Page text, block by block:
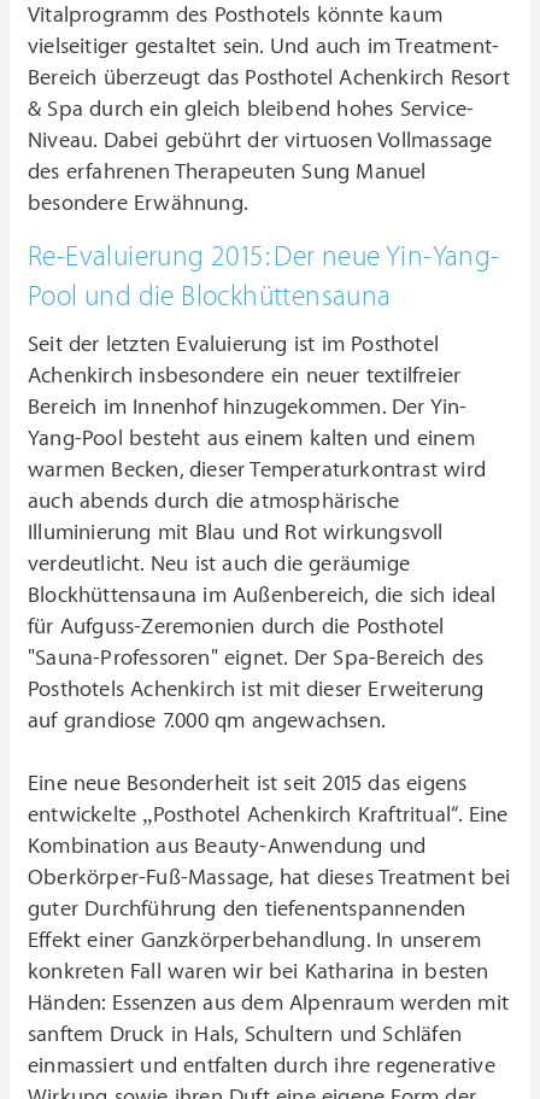
Vitalprogramm des Posthotels könnte kaum
vielseitiger gestaltet sein. Und auch im Treatment-
Bereich überzeugt das Posthotel Achenkirch Resort
& Spa durch ein gleich bleibend hohes Service-
Niveau. Dabei gebührt der virtuosen Vollmassage
des erfahrenen Therapeuten Sung Manuel
besondere Erwähnung.
Re-Evaluierung 2015: Der neue Yin-Yang-
Pool und die Blockhüttensauna
Seit der letzten Evaluierung ist im Posthotel
Achenkirch insbesondere ein neuer textilfreier
Bereich im Innenhof hinzugekommen. Der Yin-
Yang-Pool besteht aus einem kalten und einem
warmen Becken, dieser Temperaturkontrast wird
auch abends durch die atmosphärische
Illuminierung mit Blau und Rot wirkungsvoll
verdeutlicht. Neu ist auch die geräumige
Blockhüttensauna im Außenbereich, die sich ideal
für Aufguss-Zeremonien durch die Posthotel
"Sauna-Professoren" eignet. Der Spa-Bereich des
Posthotels Achenkirch ist mit dieser Erweiterung
auf grandiose 7.000 qm angewachsen.
Eine neue Besonderheit ist seit 2015 das eigens
entwickelte „Posthotel Achenkirch Kraftritual“. Eine
Kombination aus Beauty-Anwendung und
Oberkörper-Fuß-Massage, hat dieses Treatment bei
guter Durchführung den tiefenentspannenden
Effekt einer Ganzkörperbehandlung. In unserem
konkreten Fall waren wir bei Katharina in besten
Händen: Essenzen aus dem Alpenraum werden mit
sanftem Druck in Hals, Schultern und Schläfen
einmassiert und entfalten durch ihre regenerative